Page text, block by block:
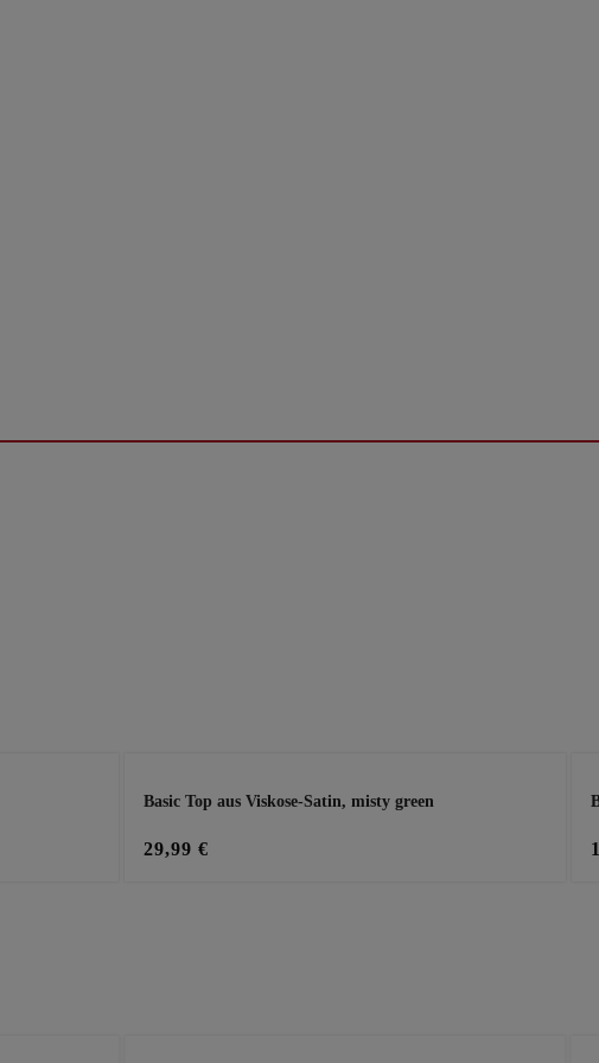
Basic Top aus Viskose-Satin, misty green
29,99 €